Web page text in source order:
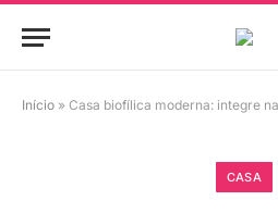
Início » Casa biofílica moderna: integre
CASA